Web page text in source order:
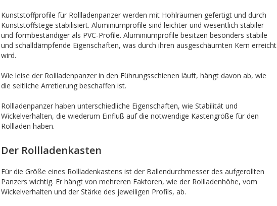
Kunststoffprofile für Rollladenpanzer werden mit Hohlräumen gefertigt und durch
Kunststoffstege stabilisiert. Aluminiumprofile sind leichter und wesentlich stabiler
und formbeständiger als PVC-Profile. Aluminiumprofile besitzen besonders stabile
und schalldämpfende Eigenschaften, was durch ihren ausgeschäumten Kern erreicht
wird.
Wie leise der Rollladenpanzer in den Führungsschienen läuft, hängt davon ab, wie
die seitliche Arretierung beschaffen ist.
Rollladenpanzer haben unterschiedliche Eigenschaften, wie Stabilität und
Wickelverhalten, die wiederum Einfluß auf die notwendige Kastengröße für den
Rollladen haben.
Der Rollladenkasten
Für die Größe eines Rollladenkastens ist der Ballendurchmesser des aufgerollten
Panzers wichtig. Er hängt von mehreren Faktoren, wie der Rollladenhöhe, vom
Wickelverhalten und der Stärke des jeweiligen Profils, ab.